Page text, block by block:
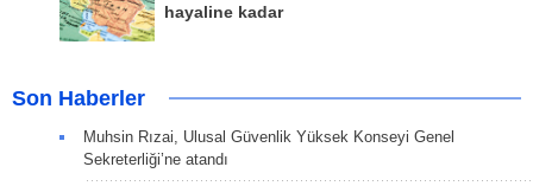
hayaline kadar
Son Haberler
Muhsin Rızai, Ulusal Güvenlik Yüksek Konseyi Genel
Sekreterliği’ne atandı